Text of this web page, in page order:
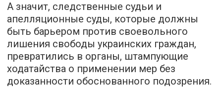
А значит, следственные судьи и
апелляционные суды, которые должны
быть барьером против своевольного
лишения свободы украинских граждан,
превратились в органы, штампующие
ходатайства о применении мер без
доказанности обоснованного подозрения.